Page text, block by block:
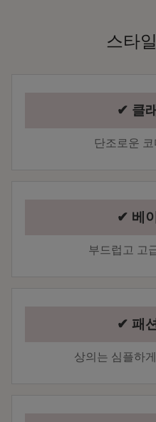
스타
✔ 클
단조로운 코
✔ 베
부드럽고 고
✔ 패
상의는 심플하